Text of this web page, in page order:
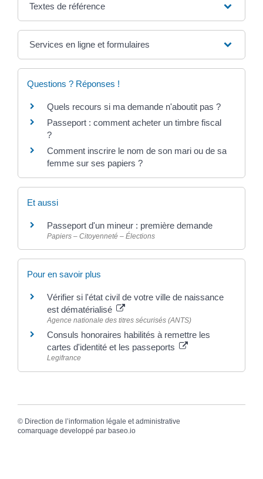
Textes de référence
Services en ligne et formulaires
Questions ? Réponses !
Quels recours si ma demande n'aboutit pas ?
Passeport : comment acheter un timbre fiscal
?
Comment inscrire le nom de son mari ou de sa
femme sur ses papiers ?
Et aussi
Passeport d'un mineur : première demande
Papiers – Citoyenneté – Élections
Pour en savoir plus
Vérifier si l'état civil de votre ville de naissance
est dématérialisé
Agence nationale des titres sécurisés (ANTS)
Consuls honoraires habilités à remettre les
cartes d'identité et les passeports
Legifrance
© Direction de l’information légale et administrative
comarquage developpé par baseo.io